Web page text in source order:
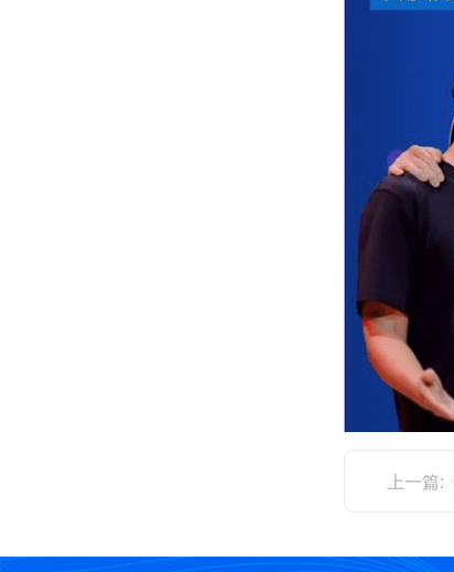
上一篇: